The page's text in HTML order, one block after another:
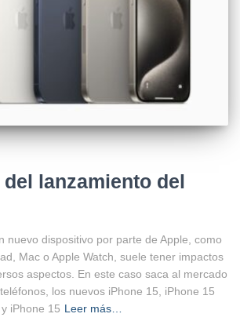
lanzamiento del
nuevo dispositivo por parte de Apple, como
Mac o Apple Watch, suele tener impactos
aspectos. En este caso saca al mercado
los nuevos iPhone 15, iPhone 15
iPhone 15 Leer más…